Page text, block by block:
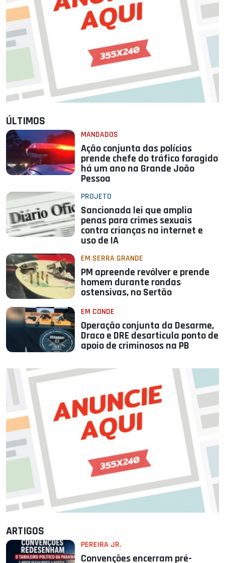
ÚLTIMOS
MANDADOS
Ação conjunta das polícias
prende chefe do tráfico foragido
há um ano na Grande João
Pessoa
PROJETO
Sancionada lei que amplia
penas para crimes sexuais
contra crianças na internet e
uso de IA
EM SERRA GRANDE
PM apreende revólver e prende
homem durante rondas
ostensivas, no Sertão
EM CONDE
Operação conjunta da Desarme,
Draco e DRE desarticula ponto de
apoio de criminosos na PB
ARTIGOS
PEREIRA JR.
Convenções encerram pré-